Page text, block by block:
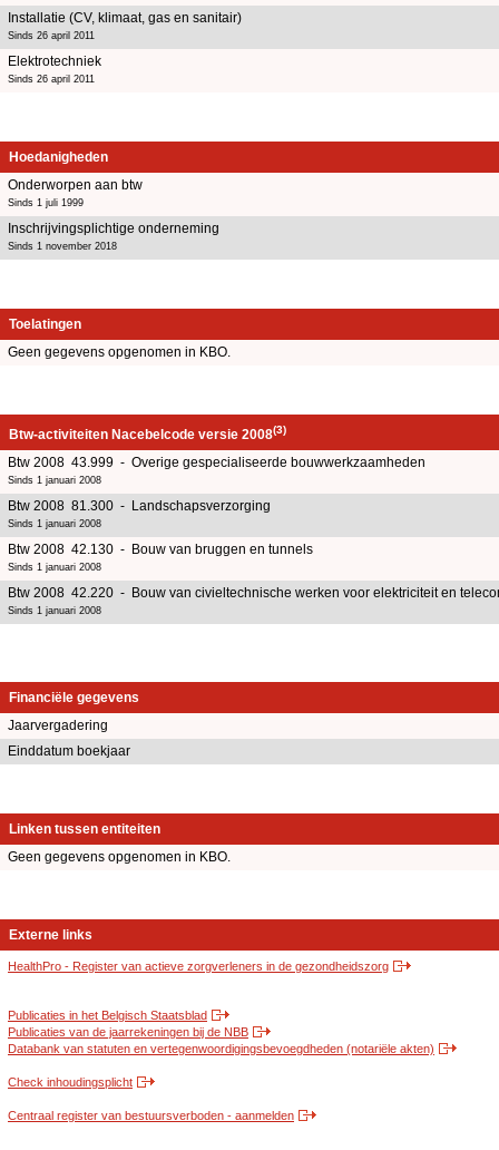
Installatie (CV, klimaat, gas en sanitair)
Sinds 26 april 2011
Elektrotechniek
Sinds 26 april 2011
Hoedanigheden
Onderworpen aan btw
Sinds 1 juli 1999
Inschrijvingsplichtige onderneming
Sinds 1 november 2018
Toelatingen
Geen gegevens opgenomen in KBO.
Btw-activiteiten Nacebelcode versie 2008(3)
Btw 2008 43.999 - Overige gespecialiseerde bouwwerkzaamheden
Sinds 1 januari 2008
Btw 2008 81.300 - Landschapsverzorging
Sinds 1 januari 2008
Btw 2008 42.130 - Bouw van bruggen en tunnels
Sinds 1 januari 2008
Btw 2008 42.220 - Bouw van civieltechnische werken voor elektriciteit en
Sinds 1 januari 2008
Financiële gegevens
Jaarvergadering
Einddatum boekjaar
Linken tussen entiteiten
Geen gegevens opgenomen in KBO.
Externe links
HealthPro - Register van actieve zorgverleners in de gezondheidszorg
Publicaties in het Belgisch Staatsblad
Publicaties van de jaarrekeningen bij de NBB
Databank van statuten en vertegenwoordigingsbevoegdheden (notariële akten)
Check inhoudingsplicht
Centraal register van bestuursverboden - aanmelden